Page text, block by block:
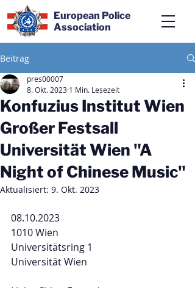
European Police
Association
Beitrag
Konfuzius Institut Wien
Großer Festsall
Universität Wien "A
Night of Chinese Music"
pres00007
8. Okt. 2023 1 Min. Lesezeit
Aktualisiert: 9. Okt. 2023
08.10.2023
1010 Wien
Universitätsring 1
Universität Wien